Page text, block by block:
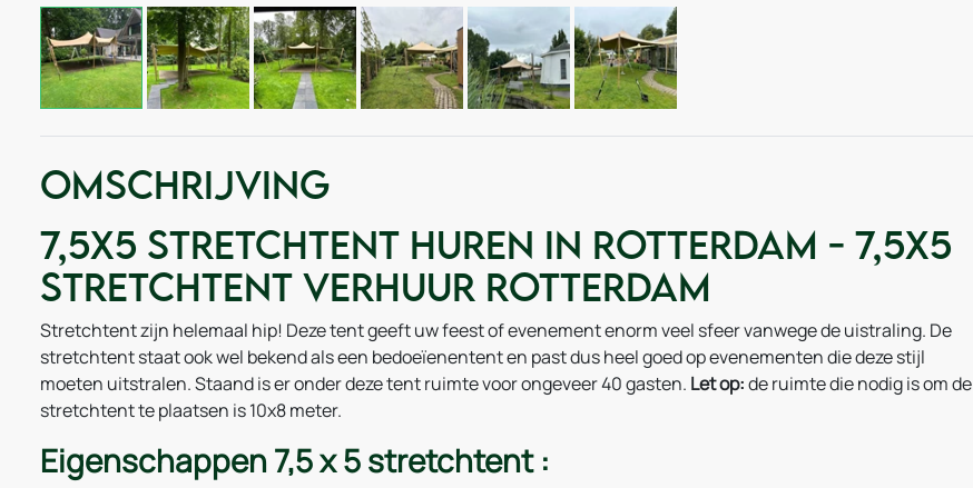
Omschrijving
7,5x5 Stretchtent huren in Rotterdam - 7,5x5
Stretchtent verhuur Rotterdam
Stretchtent zijn helemaal hip! Deze tent geeft uw feest of evenement enorm veel sfeer vanwege de uistraling. De
stretchtent staat ook wel bekend als een bedoeïenentent en past dus heel goed op evenementen die deze stijl
moeten uitstralen. Staand is er onder deze tent ruimte voor ongeveer 40 gasten. Let op:de ruimte die nodig is om de
stretchtent te plaatsen is 10x8 meter.
Eigenschappen 7,5 x 5 stretchtent :